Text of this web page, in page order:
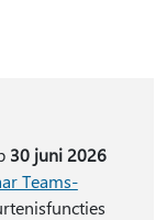
30 juni 2026
Teams-